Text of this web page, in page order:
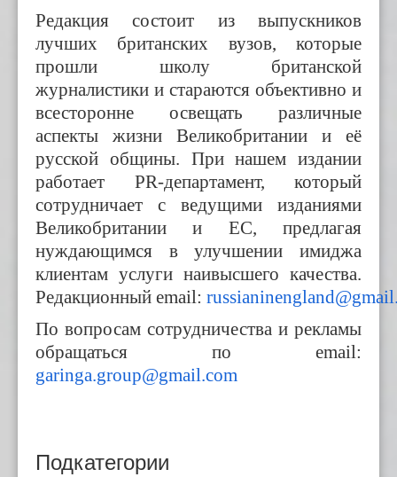
Редакция состоит из выпускников
лучших британских вузов, которые
прошли школу британской
журналистики и стараются объективно и
всесторонне освещать различные
аспекты жизни Великобритании и её
русской общины. При нашем издании
работает PR-департамент, который
сотрудничает с ведущими изданиями
Великобритании и ЕС, предлагая
нуждающимся в улучшении имиджа
клиентам услуги наивысшего качества.
Редакционный email:
По вопросам сотрудничества и рекламы
обращаться по email:
garinga.group@gmail.com
Подкатегории